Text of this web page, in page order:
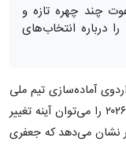
چند چهره تازه و
درباره انتخاب‌های
آماده‌سازی تیم ملی
فوتبال زنان پس از صعود به جام ملت‌های آسیا ۲۰۲۶ را می‌توان آینه تغییر
نشان می‌دهد که جعفری